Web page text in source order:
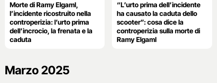
Morte di Ramy Elgaml,
l’incidente ricostruito nella
controperizia: l’urto prima
dell’incrocio, la frenata e la
caduta
“L’urto prima dell’incidente
ha causato la caduta dello
scooter”: cosa dice la
controperizia sulla morte di
Ramy Elgaml
Marzo 2025